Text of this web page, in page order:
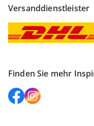
Versanddienstleister
Finden Sie mehr